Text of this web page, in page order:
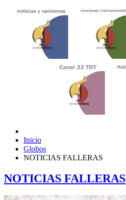
Inicio
Globos
NOTICIAS FALLERAS
NOTICIAS FALLERAS